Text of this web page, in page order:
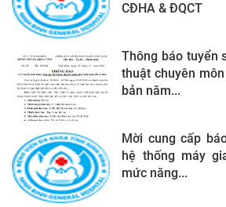
CĐHA & ĐQCT
Thông báo tuyển
thuật chuyên
bản năm...
Mời cung cấp
hệ thống máy
mức năng...